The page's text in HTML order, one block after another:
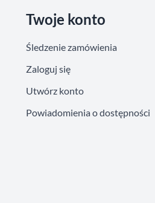
Twoje konto
Śledzenie zamówienia
Zaloguj się
Utwórz konto
Powiadomienia o dostępności